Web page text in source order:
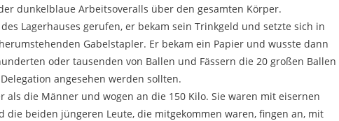
dunkelblaue Arbeitsoveralls über den gesamten Körper.
Lagerhauses gerufen, er bekam sein Trinkgeld und setzte sich in
Gabelstapler. Er bekam ein Papier und wusste dann
oder tausenden von Ballen und Fässern die 20 großen Ballen
angesehen werden sollten.
als die Männer und wogen an die 150 Kilo. Sie waren mit eisernen
die beiden jüngeren Leute, die mitgekommen waren, fingen an, mit